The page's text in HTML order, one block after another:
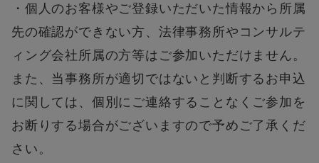
・個人のお客様やご登録いただいた情報から所属
先の確認ができない方、法律事務所やコンサルテ
ィング会社所属の方等はご参加いただけません。
また、当事務所が適切ではないと判断するお申込
に関しては、個別にご連絡することなくご参加を
お断りする場合がございますので予めご了承くだ
さい。